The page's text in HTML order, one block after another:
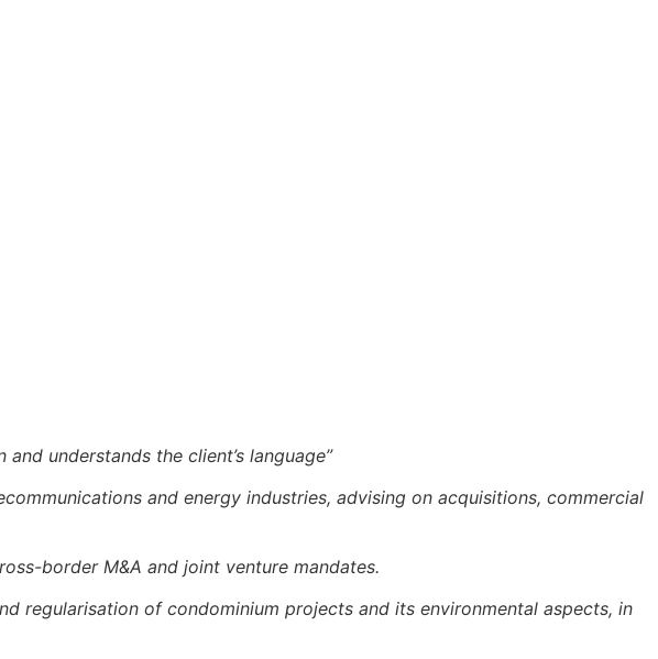
understands the client’s language”
and energy industries, advising on acquisitions, commercial
border M&A and joint venture mandates.
regularisation of condominium projects and its environmental aspects, in